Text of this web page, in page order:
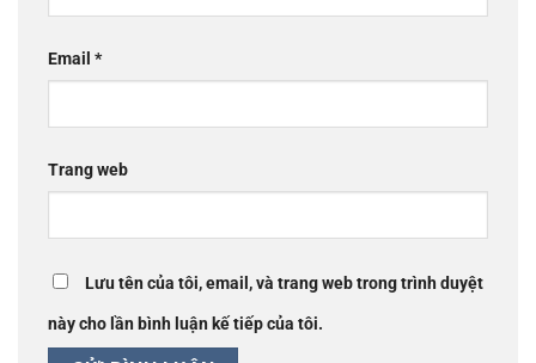
Email *
Trang web
Lưu tên của tôi, email, và trang web trong trình duyệt
này cho lần bình luận kế tiếp của tôi.